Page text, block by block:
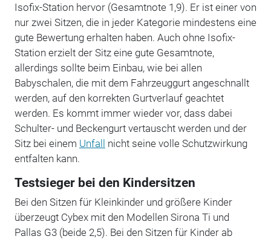
Isofix-Station hervor (Gesamtnote 1,9). Er ist einer von
nur zwei Sitzen, die in jeder Kategorie mindestens eine
gute Bewertung erhalten haben. Auch ohne Isofix-
Station erzielt der Sitz eine gute Gesamtnote,
allerdings sollte beim Einbau, wie bei allen
Babyschalen, die mit dem Fahrzeuggurt angeschnallt
werden, auf den korrekten Gurtverlauf geachtet
werden. Es kommt immer wieder vor, dass dabei
Schulter- und Beckengurt vertauscht werden und der
Sitz bei einem Unfall nicht seine volle Schutzwirkung
entfalten kann.
Testsieger bei den Kindersitzen
Bei den Sitzen für Kleinkinder und größere Kinder
überzeugt Cybex mit den Modellen Sirona Ti und
Pallas G3 (beide 2,5). Bei den Sitzen für Kinder ab